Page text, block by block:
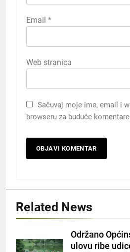
Email *
Web stranica
Sačuvaj moje ime, email i
browseru za buduće
Related News
Održano
ulovu ribe